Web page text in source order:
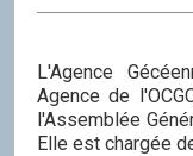
L'Agence
Agence de
l'Assemblée
Elle est chargée